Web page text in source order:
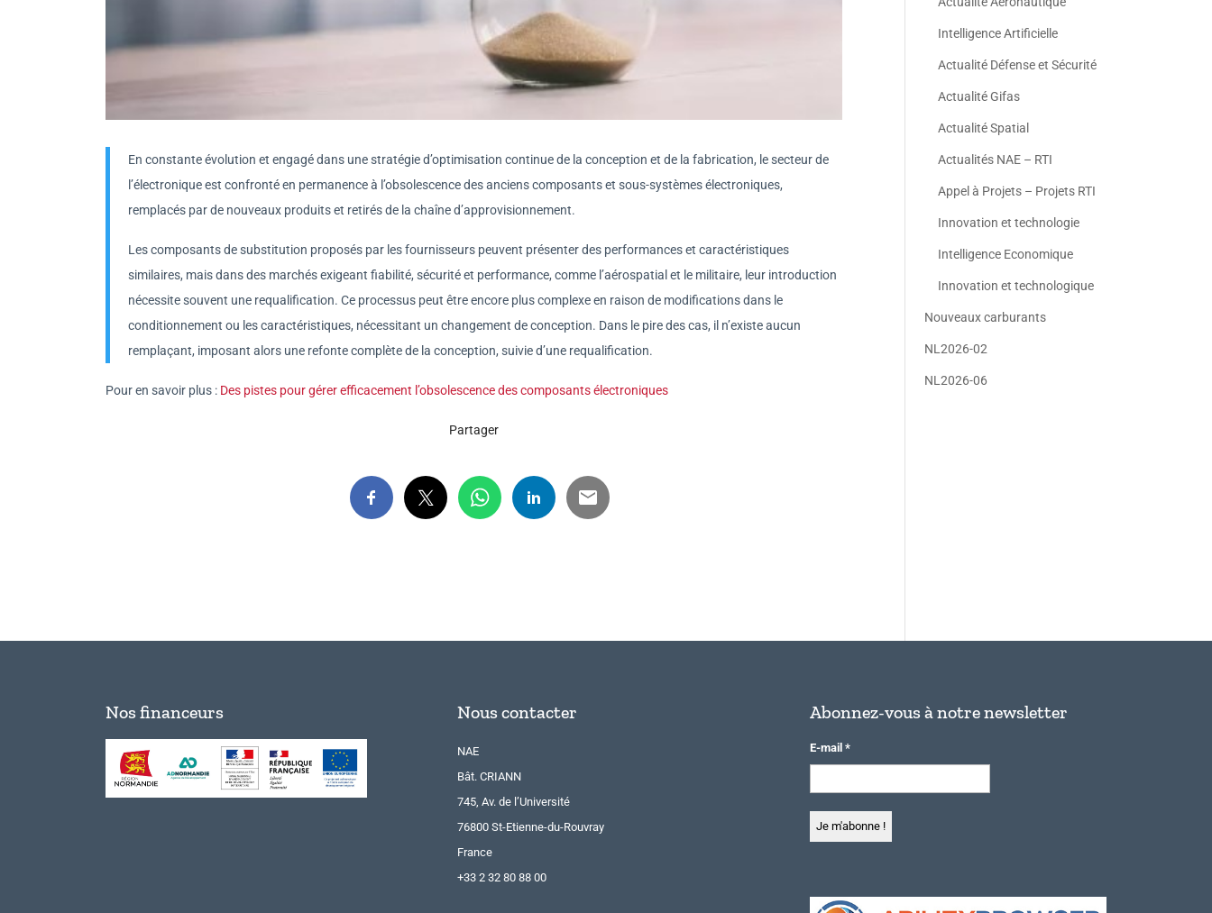
En constante évolution et engagé dans une stratégie d’optimisation continue de la conception et de la fabrication, le secteur de
l’électronique est confronté en permanence à l’obsolescence des anciens composants et sous-systèmes électroniques,
remplacés par de nouveaux produits et retirés de la chaîne d’approvisionnement.
Les composants de substitution proposés par les fournisseurs peuvent présenter des performances et caractéristiques
similaires, mais dans des marchés exigeant fiabilité, sécurité et performance, comme l’aérospatial et le militaire, leur introduction
nécessite souvent une requalification. Ce processus peut être encore plus complexe en raison de modifications dans le
conditionnement ou les caractéristiques, nécessitant un changement de conception. Dans le pire des cas, il n’existe aucun
remplaçant, imposant alors une refonte complète de la conception, suivie d’une requalification.
Pour en savoir plus : Des pistes pour gérer efficacement l’obsolescence des composants électroniques
Partager
Intelligence Artificielle
Actualité Défense et Sécurité
Actualité Gifas
Actualité Spatial
Actualités NAE – RTI
Appel à Projets – Projets RTI
Innovation et technologie
Intelligence Economique
Innovation et technologique
Nouveaux carburants
NL2026-02
NL2026-06
Nos financeurs Nous contacter
NAE
Bât. CRIANN
745, Av. de l’Université
76800 St-Etienne-du-Rouvray
France
+33 2 32 80 88 00
Abonnez-vous à notre newsletter
E-mail *